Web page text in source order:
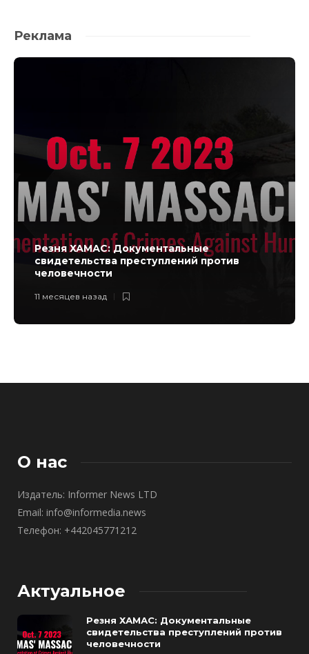
Реклама
Резня ХАМАС: Документальные
свидетельства преступлений против
человечности
11 месяцев назад
О нас
Издатель: Informer News LTD
Email: info@informedia.news
Телефон: +442045771212
Актуальное
Резня ХАМАС: Документальные
свидетельства преступлений против
человечности